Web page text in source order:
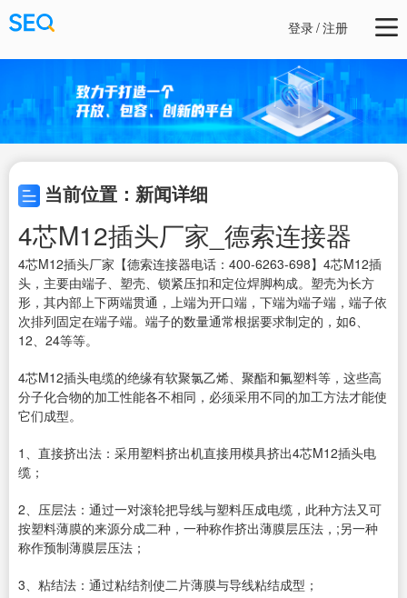
登录/注册
当前位置：新闻详细
4芯M12插头厂家_德索连接器
4芯M12插头厂家【德索连接器电话：400-6263-698】4芯M12插
头，主要由端子、塑壳、锁紧压扣和定位焊脚构成。塑壳为长方
形，其内部上下两端贯通，上端为开口端，下端为端子端，端子依
次排列固定在端子端。端子的数量通常根据要求制定的，如6、
12、24等等。
4芯M12插头电缆的绝缘有软聚氯乙烯、聚酯和氟塑料等，这些高
分子化合物的加工性能各不相同，必须采用不同的加工方法才能使
它们成型。
1、直接挤出法：采用塑料挤出机直接用模具挤出4芯M12插头电
缆；
2、压层法：通过一对滚轮把导线与塑料压成电缆，此种方法又可
按塑料薄膜的来源分成二种，一种称作挤出薄膜层压法，;另一种
称作预制薄膜层压法；
3、粘结法：通过粘结剂使二片薄膜与导线粘结成型；